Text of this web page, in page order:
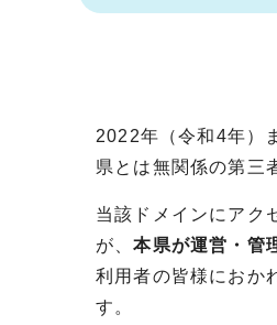
2022年（令和4年）
県とは無関係の第三
当該ドメインにアク
が、本県が運営・管
利用者の皆様におか
す。